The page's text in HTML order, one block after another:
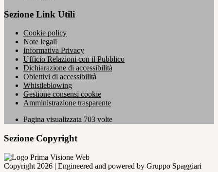
Sezione Link Utili
Cookie policy
Note legali
Informativa Privacy
Ufficio Relazioni con il Pubblico
Dichiarazione di accessibilità
Obiettivi di accessibilità
Whistleblowing
Gestione consensi cookie
Amministrazione trasparente
Pagina visualizzata 703 volte
Sezione Copyright
Copyright 2026 | Engineered and powered by Gruppo Spaggiari